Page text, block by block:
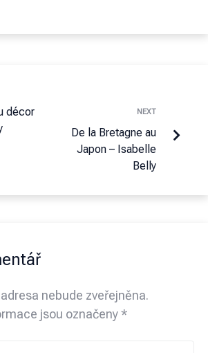
décor
NEXT
De la Bretagne au
Japon – Isabelle
Belly
nebude zveřejněna.
jsou označeny*